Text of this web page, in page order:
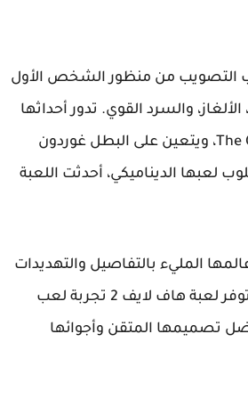
التصويب من منظور الشخص الأول
والسرد القوي. تدور أحداثها
في عالم مستقبلي مظلم تسيطر عليه قوة غامضة تُعرف باسم The Combine، ويتعين على البطل غوردون
لعبها الديناميكي، أحدثت اللعبة
المليء بالتفاصيل والتهديدات
المختلفة. من المعارك الحماسية إلى حل الألغاز باستخدام Gravity Gun، توفر لعبة هاف لايف 2 تجربة لعب
بفضل تصميمها المتقن وأجوائها